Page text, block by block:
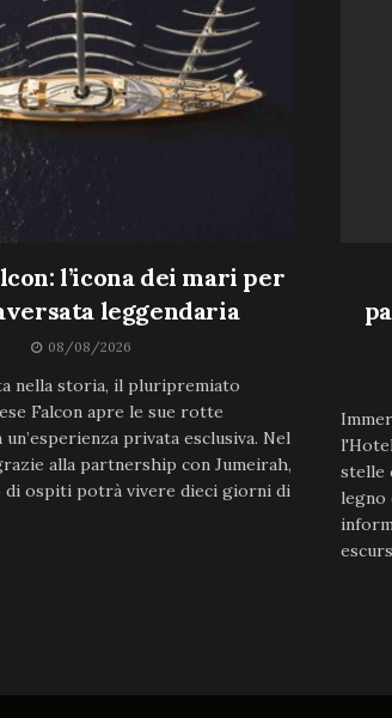
l’icona dei mari per
leggendaria
08/08/2026
nella storia, il pluripremiato
Falcon apre le sue rotte
privata esclusiva. Nel
alla partnership con Jumeirah,
di ospiti potrà vivere dieci giorni di
stelle
legno